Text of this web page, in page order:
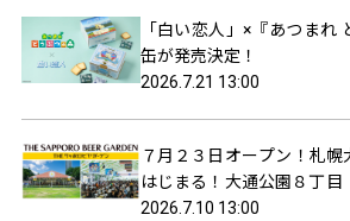
「白い恋人」×『あつまれ
缶が発売決定！
2026.7.21 13:00
７月２３日オープン！札
はじまる！大通公園８丁目
ーデン」
2026.7.10 13:00